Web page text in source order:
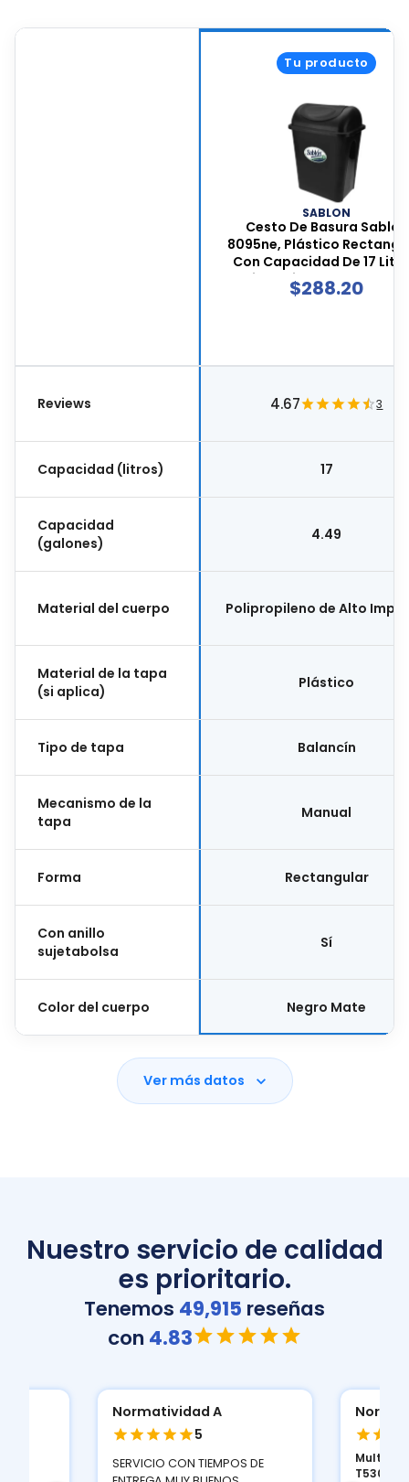
Tu producto
SABLON
Cesto De Basura Sablón
8095ne, Plástico
Con Capacidad De 17
Dimensiones 30 X 23 X
Centímetros, Color
$288.20
Reviews 4.67 3
Capacidad (litros) 17
Capacidad
(galones)
4.49
Material del cuerpo Polipropileno de Alto
Material de la tapa
(si aplica)
Plástico
Tipo de tapa Balancín
Mecanismo de la
tapa
Manual
Forma Rectangular
Con anillo
sujetabolsa
Sí
Color del cuerpo Negro Mate
Ver más datos
Nuestro servicio de calidad
es prioritario.
Tenemos 49,915 reseñas
con 4.83
Normatividad A
5
Multifuncional Brother DCP-
T530D...
2000 S...